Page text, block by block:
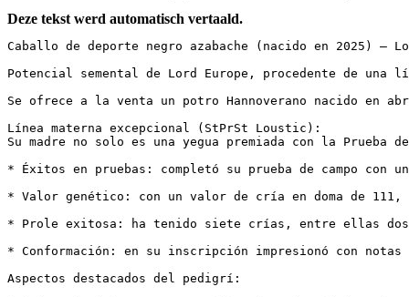
Deze tekst werd automatisch vertaald.
Caballo de deporte negro azabache (nacido en 2025) –
Potencial semental de Lord Europe, procedente de
Se ofrece a la venta un potro Hannoverano nacido en
Línea materna excepcional (StPrSt Loustic):
Su madre no solo es una yegua premiada con la
* Éxitos en pruebas: completó su prueba de campo
* Valor genético: con un valor de cría en doma de
* Prole exitosa: ha tenido siete crías, entre ellas dos
* Conformación: en su inscripción impresionó con
Aspectos destacados del pedigrí: